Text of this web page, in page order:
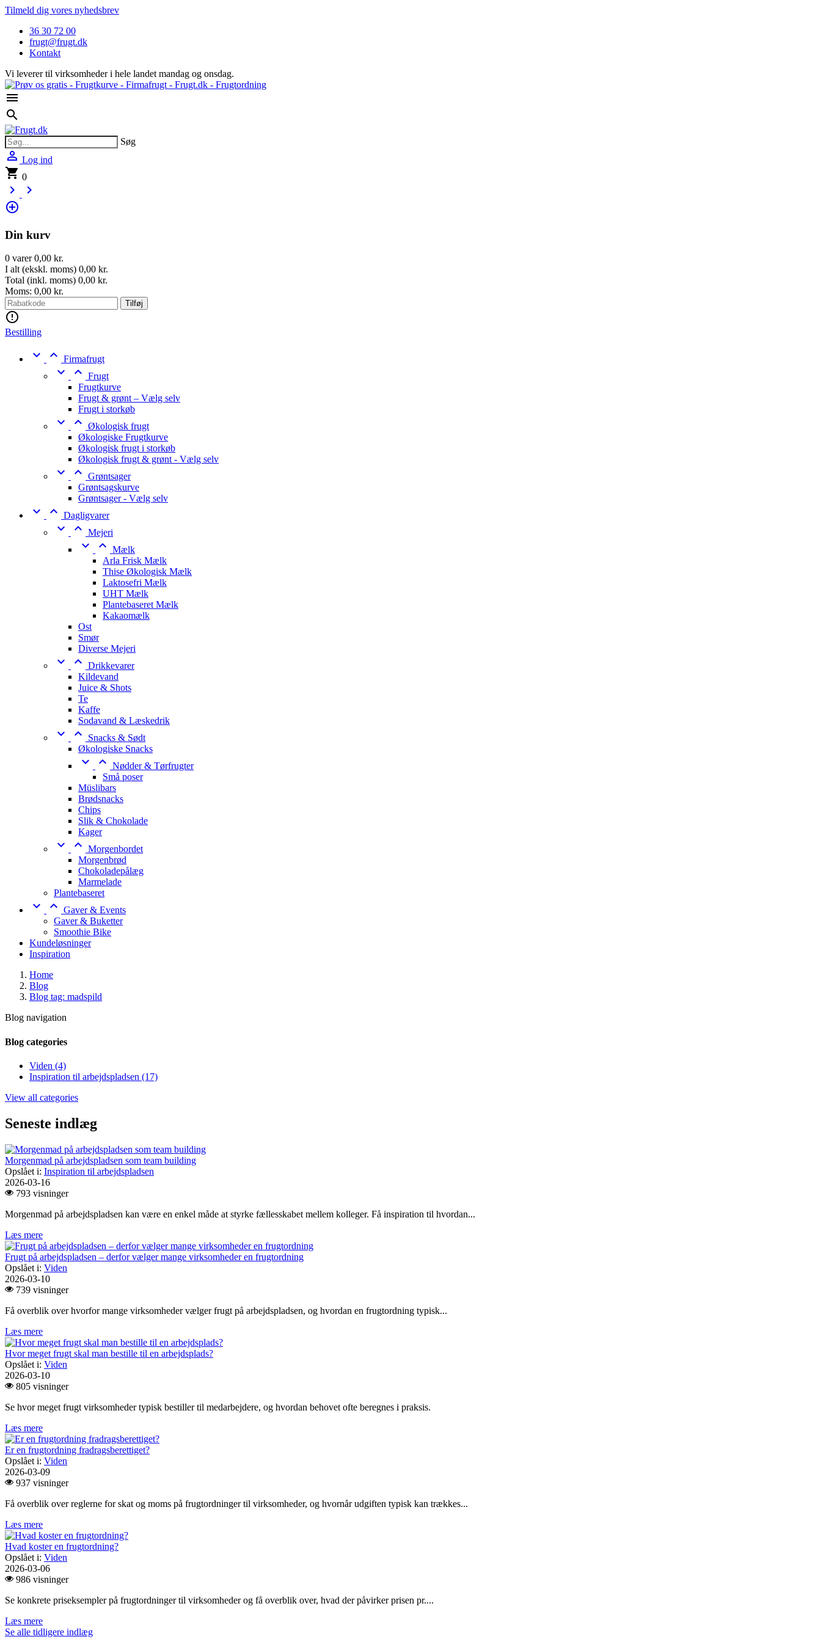
Tilmeld dig vores nyhedsbrev
36 30 72 00
frugt@frugt.dk
Kontakt
Vi leverer til virksomheder i hele landet mandag og onsdag.

search
Søg
 Log ind
shopping_cart 0
keyboard_arrow_right
keyboard_arrow_right
control_point
Din kurv
0 varer0,00 kr.
I alt (ekskl. moms) 0,00 kr.
Total (inkl. moms) 0,00 kr.
Moms: 0,00 kr.
Tilføj

Bestilling
  Firmafrugt
  Frugt
Frugtkurve
Frugt & grønt – Vælg selv
Frugt i storkøb
  Økologisk frugt
Økologiske Frugtkurve
Økologisk frugt i storkøb
Økologisk frugt & grønt - Vælg selv
  Grøntsager
Grøntsagskurve
Grøntsager - Vælg selv
  Dagligvarer
  Mejeri
  Mælk
Arla Frisk Mælk
Thise Økologisk Mælk
Laktosefri Mælk
UHT Mælk
Plantebaseret Mælk
Kakaomælk
Ost
Smør
Diverse Mejeri
  Drikkevarer
Kildevand
Juice & Shots
Te
Kaffe
Sodavand & Læskedrik
 
Snacks & Sødt
Økologiske Snacks
  Nødder & Tørfrugter
Små poser
Müslibars
Brødsnacks
Chips
Slik & Chokolade
Kager
  Morgenbordet
Morgenbrød
Chokoladepålæg
Marmelade
Plantebaseret
  Gaver & Events
Gaver & Buketter
Smoothie Bike
Kundeløsninger
Inspiration
Home
Blog
Blog tag: madspild
Blog navigation
Blog categories
Viden (4)
Inspiration til arbejdspladsen (17)
View all categories
Seneste indlæg
Morgenmad på arbejdspladsen som team building
Opslået i: Inspiration til arbejdspladsen
2026-03-16
793 visninger
Morgenmad på arbejdspladsen kan være en enkel måde at styrke fællesskabet mellem kolleger. Få inspiration til hvordan...
Læs mere
Frugt på arbejdspladsen – derfor vælger mange virksomheder en frugtordning
Opslået i: Viden
2026-03-10
739 visninger
Få overblik over hvorfor mange virksomheder vælger frugt på arbejdspladsen, og hvordan en frugtordning typisk...
Læs mere
Hvor meget frugt skal man bestille til en arbejdsplads?
Opslået i: Viden
2026-03-10
805 visninger
Se hvor meget frugt virksomheder typisk bestiller til medarbejdere, og hvordan behovet ofte beregnes i praksis.
Læs mere
Er en frugtordning fradragsberettiget?
Opslået i: Viden
2026-03-09
937 visninger
Få overblik over reglerne for skat og moms på frugtordninger til virksomheder, og hvornår udgiften typisk kan trækkes...
Læs mere
Hvad koster en frugtordning?
Opslået i: Viden
2026-03-06
986 visninger
Se konkrete priseksempler på frugtordninger til virksomheder og få overblik over, hvad der påvirker prisen pr....
Læs mere
Se alle tidligere indlæg